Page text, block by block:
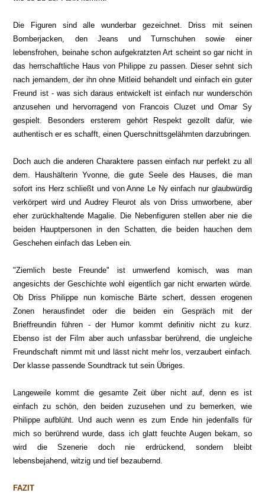
Die Figuren sind alle wunderbar gezeichnet. Driss mit seinen
Bomberjacken, den Jeans und Turnschuhen sowie einer
lebensfrohen, beinahe schon aufgekratzten Art scheint so gar nicht in
das herrschaftliche Haus von Philippe zu passen. Dieser sehnt sich
nach jemandem, der ihn ohne Mitleid behandelt und einfach ein guter
Freund ist - was sich daraus entwickelt ist einfach nur wunderschön
anzusehen und hervorragend von Francois Cluzet und Omar Sy
gespielt. Besonders ersterem gehört Respekt gezollt dafür, wie
authentisch er es schafft, einen Querschnittsgelähmten darzubringen.
Doch auch die anderen Charaktere passen einfach nur perfekt zu all
dem. Haushälterin Yvonne, die gute Seele des Hauses, die man
sofort ins Herz schließt und von Anne Le Ny einfach nur glaubwürdig
verkörpert wird und Audrey Fleurot als von Driss umworbene, aber
eher zurückhaltende Magalie. Die Nebenfiguren stellen aber nie die
beiden Hauptpersonen in den Schatten, die beiden hauchen dem
Geschehen einfach das Leben ein.
"Ziemlich beste Freunde" ist umwerfend komisch, was man
angesichts der Geschichte wohl eigentlich gar nicht erwarten würde.
Ob Driss Philippe nun komische Bärte schert, dessen erogenen
Zonen herausfindet oder die beiden ein Gespräch mit der
Brieffreundin führen - der Humor kommt definitiv nicht zu kurz.
Ebenso ist der Film aber auch unfassbar berührend, die ungleiche
Freundschaft nimmt mit und lässt nicht mehr los, verzaubert einfach.
Der klasse passende Soundtrack tut sein Übriges.
Langeweile kommt die gesamte Zeit über nicht auf, denn es ist
einfach zu schön, den beiden zuzusehen und zu bemerken, wie
Philippe aufblüht. Und auch wenn es zum Ende hin jedenfalls für
mich so berührend wurde, dass ich glatt feuchte Augen bekam, so
wird die Szenerie doch nie erdrückend, sondern bleibt
lebensbejahend, witzig und tief bezaubernd.
FAZIT